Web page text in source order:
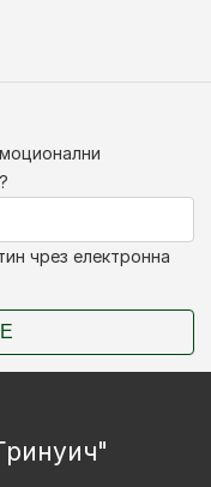
чрез електронна